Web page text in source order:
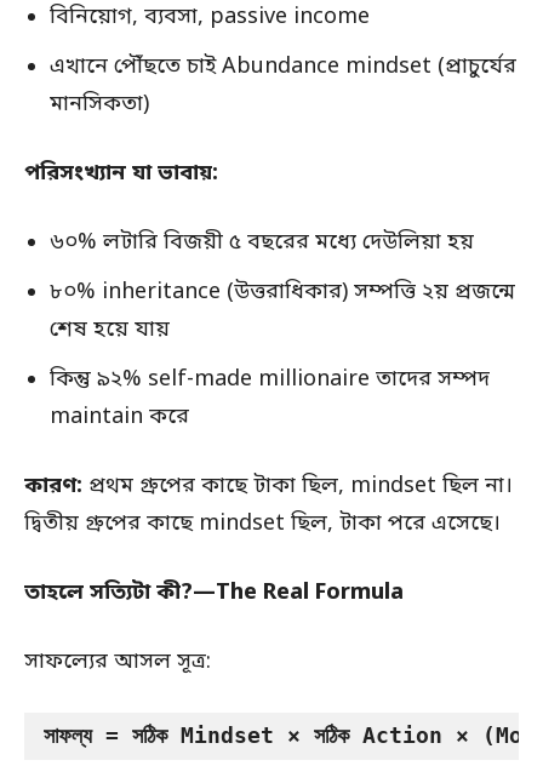
বিনিয়োগ, ব্যবসা, passive income
এখানে পৌঁছতে চাই Abundance mindset (প্রাচুর্যের
মানসিকতা)
পরিসংখ্যান যা ভাবায়:
৬০% লটারি বিজয়ী ৫ বছরের মধ্যে দেউলিয়া হয়
৮০% inheritance (উত্তরাধিকার) সম্পত্তি ২য় প্রজন্মে
শেষ হয়ে যায়
কিন্তু ৯২% self-made millionaire তাদের সম্পদ
maintain করে
কারণ: প্রথম গ্রুপের কাছে টাকা ছিল, mindset ছিল না।
দ্বিতীয় গ্রুপের কাছে mindset ছিল, টাকা পরে এসেছে।
তাহলে সত্যিটা কী?—The Real Formula
সাফল্যের আসল সূত্র:
সাফল্য = সঠিক Mindset × সঠিক Action × (Money